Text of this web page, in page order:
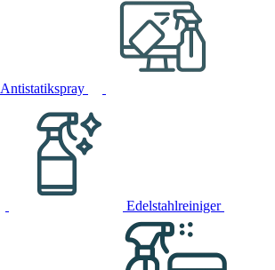
Antistatikspray
Edelstahlreiniger